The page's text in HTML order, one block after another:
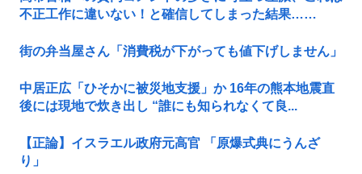
不正工作に違いない！と確信してしまった結果……
街の弁当屋さん「消費税が下がっても値下げしません」
中居正広「ひそかに被災地支援」か 16年の熊本地震直
後には現地で炊き出し “誰にも知られなくて良...
【正論】イスラエル政府元高官 「原爆式典にうんざ
り」